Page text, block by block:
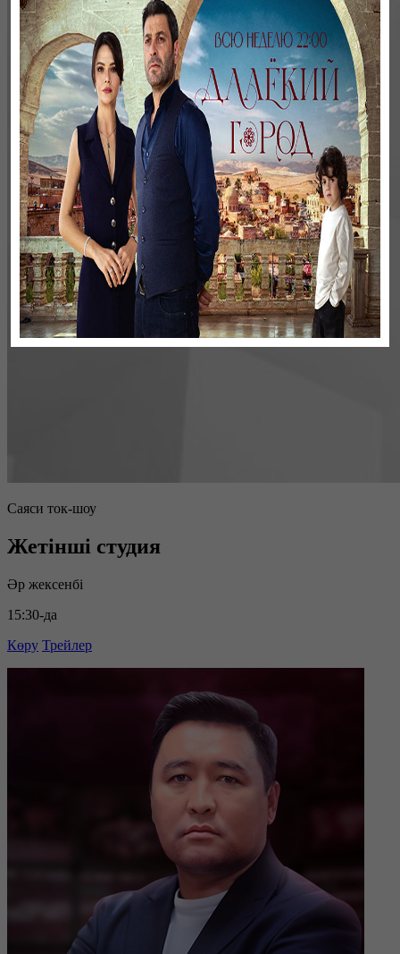
Саяси ток-шоу
Жетінші студия
Әр жексенбі
15:30-да
Көру Трейлер